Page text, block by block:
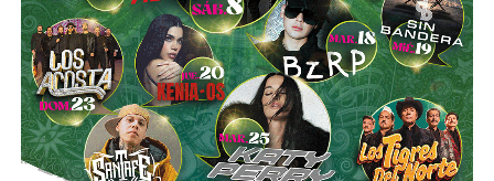
Las investigaciones también permitieron ejecutar cateos
en Tizayuca, Hidalgo, y Cuautla, Morelos.
En Hidalgo fueron asegurados más de456 mil litrosde un
líquido que podría corresponder a hidrocarburos o
productos químicos utilizados para su procesamiento,
mientras que en Morelos se localizaron documentos,